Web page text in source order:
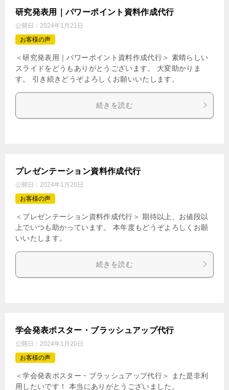
研究発表用｜パワーポイント資料作成代行
公開日： 2024年1月21日
お客様の声
＜研究発表用｜パワーポイント資料作成代行＞ 素晴らしい
スライドをどうもありがとうございます。 大変助かりま
す。 引き続きどうぞよろしくお願いいたします。
続きを読む
プレゼンテーション資料作成代行
公開日： 2024年1月20日
お客様の声
＜プレゼンテーション資料作成代行＞ 期待以上、お値段以
上でいつも助かっています。 本年度もどうぞよろしくお願
いいたします。
続きを読む
学会発表ポスター・ブラッシュアップ代行
公開日： 2024年1月20日
お客様の声
＜学会発表ポスター・ブラッシュアップ代行＞ また是非利
用したいです！ 本当にありがとうございました。